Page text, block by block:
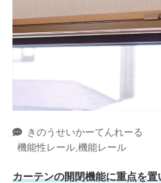
きのうせいかーてんれーる
機能性レール,機能レール
カーテンの開閉機能に重点を